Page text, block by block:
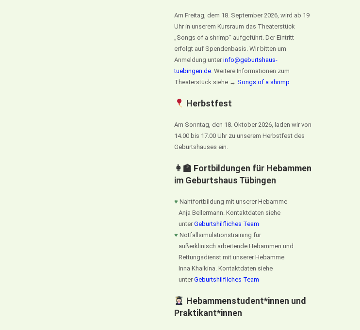
Am Freitag, dem 18. September 2026, wird ab 19
Uhr in unserem Kursraum das Theaterstück
„Songs of a shrimp“ aufgeführt. Der Eintritt
erfolgt auf Spendenbasis. Wir bitten um
Anmeldung unter info@geburtshaus-
tuebingen.de. Weitere Informationen zum
Theaterstück siehe → Songs of a shrimp
Herbstfest
Am Sonntag, den 18. Oktober 2026, laden wir von
14.00 bis 17.00 Uhr zu unserem Herbstfest des
Geburtshauses ein.
👩‍🏫 Fortbildungen für Hebammen
im Geburtshaus Tübingen
♥ Nahtfortbildung mit unserer Hebamme
Anja Bellermann. Kontaktdaten siehe
unter Geburtshilfliches Team
♥ Notfallsimulationstraining für
außerklinisch arbeitende Hebammen und
Rettungsdienst mit unserer Hebamme
Inna Khaikina. Kontaktdaten siehe
unter Geburtshilfliches Team
Hebammenstudent*innen und
Praktikant*innen